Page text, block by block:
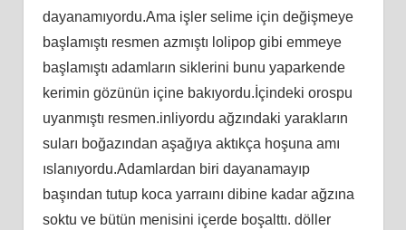
dayanamıyordu.Ama işler selime için değişmeye
başlamıştı resmen azmıştı lolipop gibi emmeye
başlamıştı adamların siklerini bunu yaparkende
kerimin gözünün içine bakıyordu.İçindeki orospu
uyanmıştı resmen.inliyordu ağzındaki yarakların
suları boğazından aşağıya aktıkça hoşuna amı
ıslanıyordu.Adamlardan biri dayanamayıp
başından tutup koca yarraını dibine kadar ağzına
soktu ve bütün menisini içerde boşalttı. döller